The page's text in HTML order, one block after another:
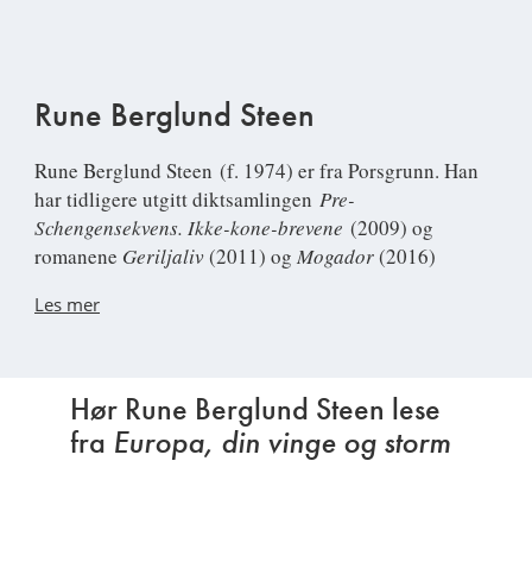
Rune Berglund Steen
Rune Berglund Steen (f. 1974) er fra Porsgrunn. Han
har tidligere utgitt diktsamlingen Pre-
Schengensekvens. Ikke-kone-brevene (2009) og
romanene Geriljaliv(2011) og Mogador(2016)
Les mer
Hør Rune Berglund Steen lese
fra Europa, din vinge og storm